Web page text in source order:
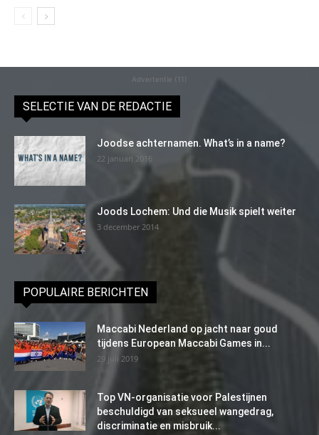
Advertentie (11)
SELECTIE VAN DE REDACTIE
Joodse achternamen. What’s in a name?
22 januari 2016
Joods Lochem: Und die Musik spielt weiter
3 december 2014
POPULAIRE BERICHTEN
Maccabi Nederland op jacht naar goud
tijdens European Maccabi Games in...
29 juli 2019
Top VN-organisatie voor Palestijnen
beschuldigd van seksueel wangedrag,
discriminatie en misbruik...